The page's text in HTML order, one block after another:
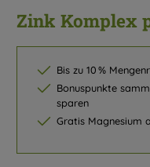
Zink Komplex
Bis zu 10 %
Bonuspunkte
sparen
Gratis Magnesium